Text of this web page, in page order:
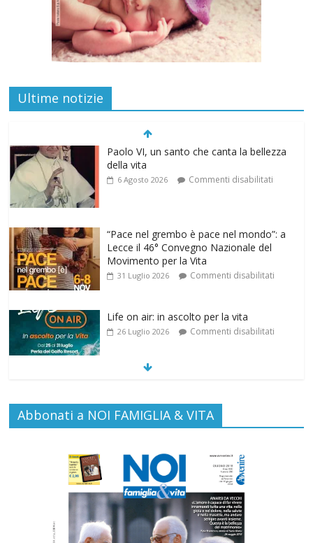
Ultime notizie
“Pace nel grembo è pace nel mondo”: a
Lecce il 46° Convegno Nazionale del
Movimento per la Vita
Life on air: in ascolto per la vita
26 Luglio 2026 Commenti disabilitati
SAMARITANI 2.0: la risposta di Federvita
Emilia Romagna al suicidio assistito per
25 Luglio 2026
Gino Soldera nominato Membro della
“Hall of Honor Prenatal Sciences 2026”
16 Luglio 2026 Commenti disabilitati
Carlo Casini, “giusto” perché testimone
della carità sociale
7 Agosto 2026 Commenti disabilitati
Abbonati a NOI FAMIGLIA & VITA